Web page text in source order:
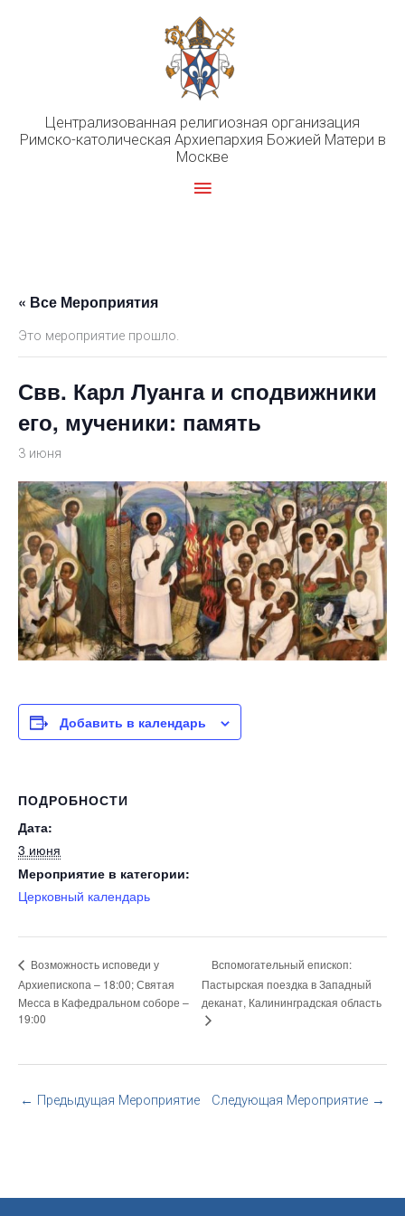
Централизованная религиозная организация
Римско-католическая Архиепархия Божией Матери в
Москве
Главное
« Все Мероприятия
Это мероприятие прошло.
Свв. Карл Луанга и сподвижники
его, мученики: память
3 июня
Добавить в календарь
ПОДРОБНОСТИ
Дата:
3 июня
Мероприятие в категории:
Церковный календарь
Возможность исповеди у
Архиепископа – 18:00; Святая
Месса в Кафедральном соборе –
19:00
Вспомогательный епископ:
Пастырская поездка в Западный
деканат, Калининградская область
← Предыдущая Мероприятие Следующая Мероприятие →